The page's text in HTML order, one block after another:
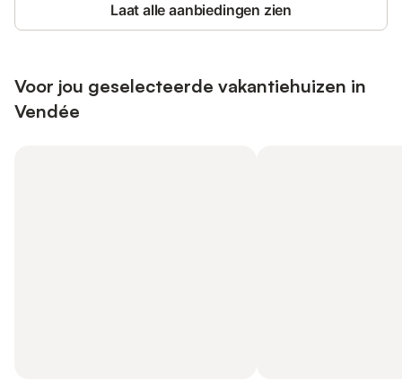
Laat alle aanbiedingen zien
Voor jou geselecteerde vakantiehuizen in
Vendée